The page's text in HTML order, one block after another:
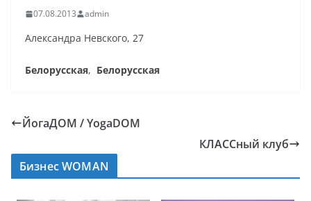
07.08.2013 admin
Александра Невского, 27
Белорусская, Белорусская
ЙогаДОМ / YogaDOM
КЛАССный клуб
Бизнес WOMAN